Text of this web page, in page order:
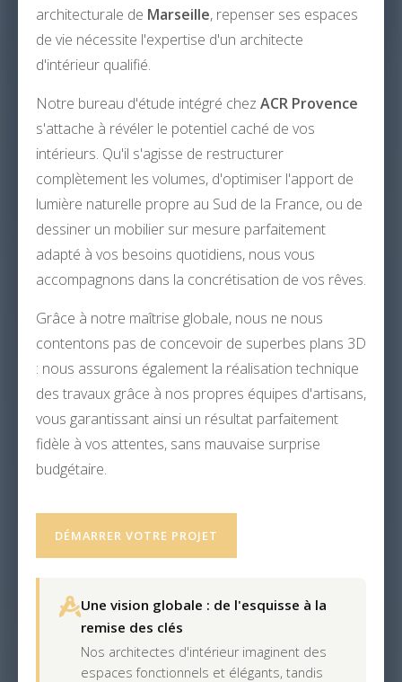
architecturale de Marseille, repenser ses espaces
de vie nécessite l'expertise d'un architecte
d'intérieur qualifié.
Notre bureau d'étude intégré chez ACR Provence
s'attache à révéler le potentiel caché de vos
intérieurs. Qu'il s'agisse de restructurer
complètement les volumes, d'optimiser l'apport de
lumière naturelle propre au Sud de la France, ou de
dessiner un mobilier sur mesure parfaitement
adapté à vos besoins quotidiens, nous vous
accompagnons dans la concrétisation de vos rêves.
Grâce à notre maîtrise globale, nous ne nous
contentons pas de concevoir de superbes plans 3D
: nous assurons également la réalisation technique
des travaux grâce à nos propres équipes d'artisans,
vous garantissant ainsi un résultat parfaitement
fidèle à vos attentes, sans mauvaise surprise
budgétaire.
DÉMARRER VOTRE PROJET
Une vision globale : de l'esquisse à la
remise des clés
Nos architectes d'intérieur imaginent des
espaces fonctionnels et élégants, tandis